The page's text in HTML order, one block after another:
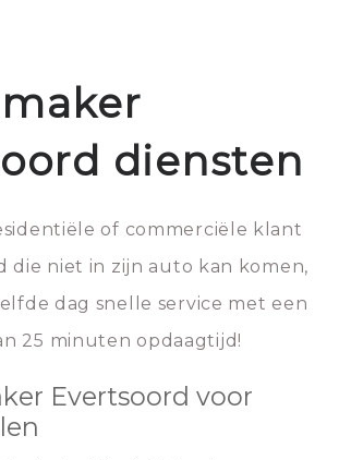
diensten
of commerciële klant
die niet in zijn auto kan komen,
dag snelle service met een
25 minuten opdaagtijd!
Evertsoord voor